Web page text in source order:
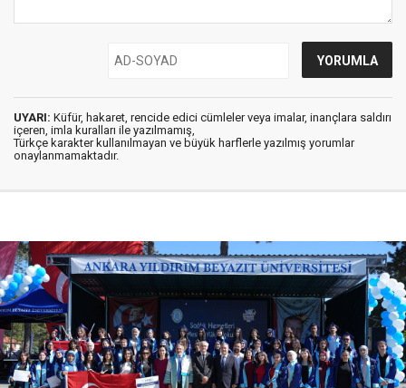
UYARI: Küfür, hakaret, rencide edici cümleler veya imalar, inançlara saldırı
içeren, imla kuralları ile yazılmamış,
Türkçe karakter kullanılmayan ve büyük harflerle yazılmış yorumlar
onaylanmamaktadır.